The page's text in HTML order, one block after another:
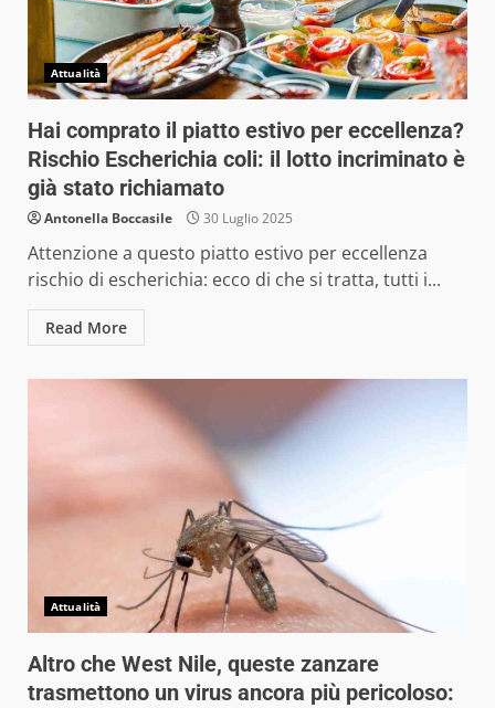
Attualità
Hai comprato il piatto estivo per eccellenza?
Rischio Escherichia coli: il lotto incriminato è
già stato richiamato
Antonella Boccasile 30 Luglio 2025
Attenzione a questo piatto estivo per eccellenza
rischio di escherichia: ecco di che si tratta, tutti i...
Read More
Attualità
Altro che West Nile, queste zanzare
trasmettono un virus ancora più pericoloso: